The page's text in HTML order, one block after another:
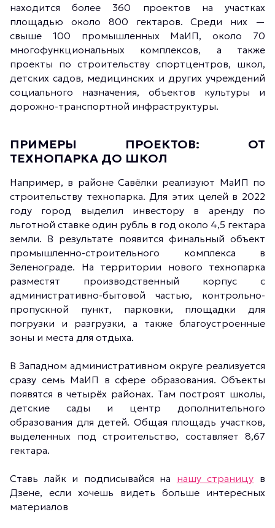
находится более 360 проектов на участках
площадью около 800 гектаров. Среди них —
свыше 100 промышленных МаИП, около 70
многофункциональных комплексов, а также
проекты по строительству спортцентров, школ,
детских садов, медицинских и других учреждений
социального назначения, объектов культуры и
дорожно-транспортной инфраструктуры.
ПРИМЕРЫ ПРОЕКТОВ: ОТ
ТЕХНОПАРКА ДО ШКОЛ
Например, в районе Савёлки реализуют МаИП по
строительству технопарка. Для этих целей в 2022
году город выделил инвестору в аренду по
льготной ставке один рубль в год около 4,5 гектара
земли. В результате появится финальный объект
промышленно-строительного комплекса в
Зеленограде. На территории нового технопарка
разместят производственный корпус с
административно-бытовой частью, контрольно-
пропускной пункт, парковки, площадки для
погрузки и разгрузки, а также благоустроенные
зоны и места для отдыха.
В Западном административном округе реализуется
сразу семь МаИП в сфере образования. Объекты
появятся в четырёх районах. Там построят школы,
детские сады и центр дополнительного
образования для детей. Общая площадь участков,
выделенных под строительство, составляет 8,67
гектара.
Ставь лайк и подписывайся на нашу страницу в
Дзене, если хочешь видеть больше интересных
материалов